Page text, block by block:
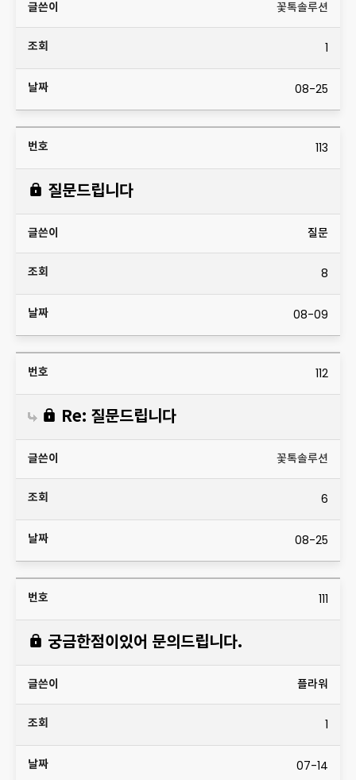
꽃톡솔루션
1
08-25
113
질문드립니다
질문
8
08-09
112
Re: 질문드립니다
꽃톡솔루션
6
08-25
111
궁금한점이있어 문의드립니다.
플라워
1
07-14